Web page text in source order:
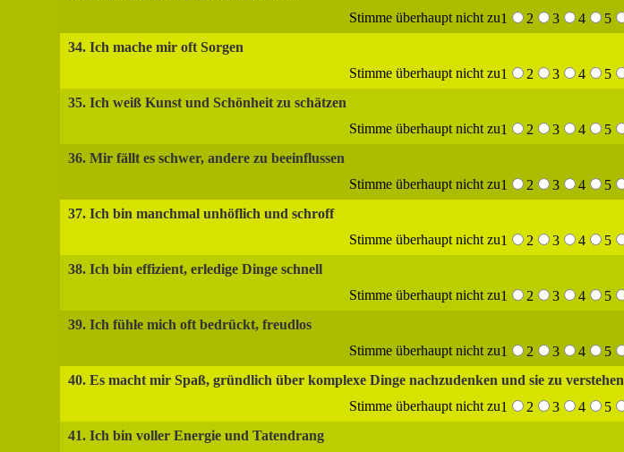
Stimme überhaupt nicht zu1 2 3 4 5
34. Ich mache mir oft Sorgen
Stimme überhaupt nicht zu1 2 3 4 5
35. Ich weiß Kunst und Schönheit zu schätzen
Stimme überhaupt nicht zu1 2 3 4 5
36. Mir fällt es schwer, andere zu beeinflussen
Stimme überhaupt nicht zu1 2 3 4 5
37. Ich bin manchmal unhöflich und schroff
Stimme überhaupt nicht zu1 2 3 4 5
38. Ich bin effizient, erledige Dinge schnell
Stimme überhaupt nicht zu1 2 3 4 5
39. Ich fühle mich oft bedrückt, freudlos
Stimme überhaupt nicht zu1 2 3 4 5
40. Es macht mir Spaß, gründlich über komplexe Dinge nachzudenken und sie zu verstehen
Stimme überhaupt nicht zu1 2 3 4 5
41. Ich bin voller Energie und Tatendrang